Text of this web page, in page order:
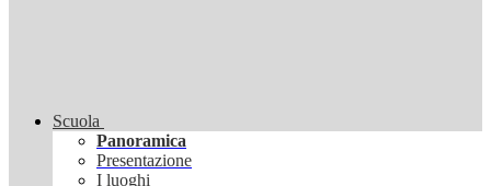
Scuola
Panoramica
Presentazione
I luoghi